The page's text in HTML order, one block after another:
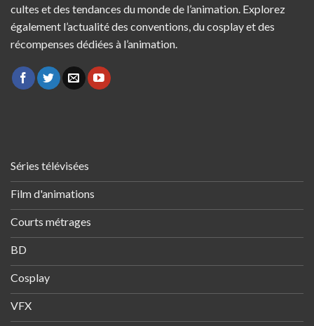
cultes et des tendances du monde de l’animation. Explorez
également l’actualité des conventions, du cosplay et des
récompenses dédiées à l’animation.
Séries télévisées
Film d'animations
Courts métrages
BD
Cosplay
VFX